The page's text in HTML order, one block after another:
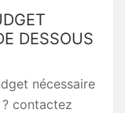
DESSOUS
nécessaire
contactez